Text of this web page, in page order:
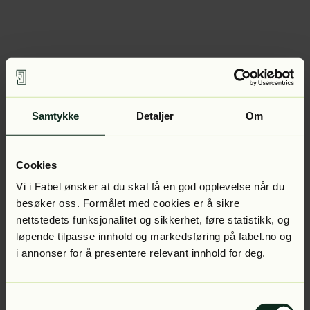
Samtykke Detaljer Om
Cookies
Vi i Fabel ønsker at du skal få en god opplevelse når du
besøker oss. Formålet med cookies er å sikre
nettstedets funksjonalitet og sikkerhet, føre statistikk, og
løpende tilpasse innhold og markedsføring på fabel.no og
i annonser for å presentere relevant innhold for deg.